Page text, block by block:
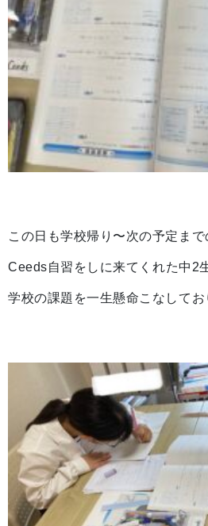
この日も学校帰り〜次の予定まで
Ceeds自習をしに来てくれた中2
学校の課題を一生懸命こなしてお